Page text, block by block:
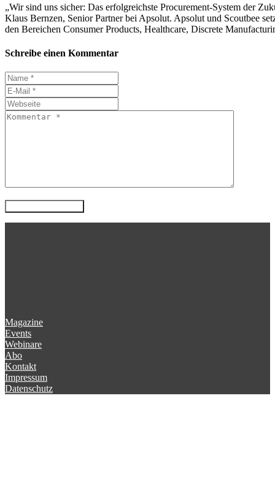
„Wir sind uns sicher: Das erfolgreichste Procurement-System der
Klaus Bernzen, Senior Partner bei Apsolut. Apsolut und Scoutbee
den Bereichen Consumer Products, Healthcare, Discrete
Schreibe einen Kommentar
Magazine
Events
Webinare
Abo
Kontakt
Impressum
Datenschutz